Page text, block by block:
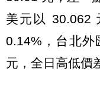
美元以 30.062
0.14%，台北外
元，全日高低價